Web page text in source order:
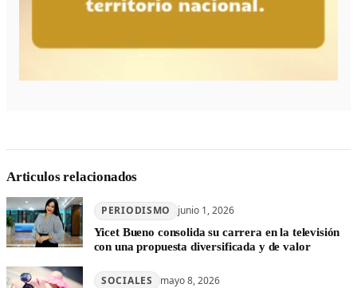
Articulos relacionados
PERIODISMO junio 1, 2026
Yicet Bueno consolida su carrera en la televisión
con una propuesta diversificada y de valor
SOCIALES mayo 8, 2026